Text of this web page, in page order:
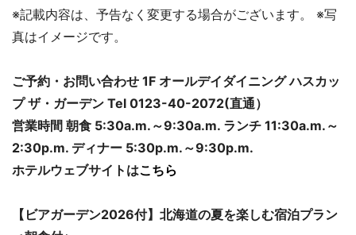
※記載内容は、予告なく変更する場合がございます。 ※写
真はイメージです。
ご予約・お問い合わせ 1F オールデイダイニング ハスカッ
プ ザ・ガーデン Tel 0123-40-2072(直通）
営業時間 朝食 5:30a.m.～9:30a.m. ランチ 11:30a.m.～
2:30p.m. ディナー 5:30p.m.～9:30p.m.
ホテルウェブサイトはこちら
【ビアガーデン2026付】北海道の夏を楽しむ宿泊プラン